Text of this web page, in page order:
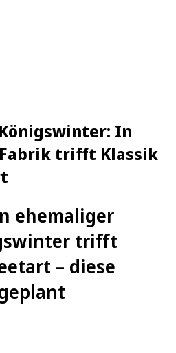
In
trifft Klassik
ehemaliger
trifft
– diese